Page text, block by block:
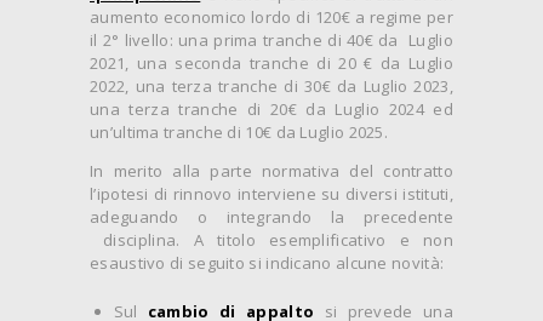
aumento economico lordo di 120€ a regime per
il 2° livello: una prima tranche di 40€ da Luglio
2021, una seconda tranche di 20 € da Luglio
2022, una terza tranche di 30€ da Luglio 2023,
una terza tranche di 20€ da Luglio 2024 ed
un’ultima tranche di 10€ da Luglio 2025.
In merito alla parte normativa del contratto
l’ipotesi di rinnovo interviene su diversi istituti,
adeguando o integrando la precedente
disciplina. A titolo esemplificativo e non
esaustivo di seguito si indicano alcune novità:
Sul cambio di appalto si prevede una